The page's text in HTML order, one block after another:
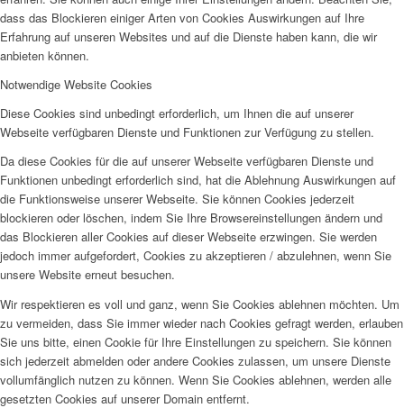
dass das Blockieren einiger Arten von Cookies Auswirkungen auf Ihre
Erfahrung auf unseren Websites und auf die Dienste haben kann, die wir
anbieten können.
Notwendige Website Cookies
Diese Cookies sind unbedingt erforderlich, um Ihnen die auf unserer
Webseite verfügbaren Dienste und Funktionen zur Verfügung zu stellen.
Da diese Cookies für die auf unserer Webseite verfügbaren Dienste und
Funktionen unbedingt erforderlich sind, hat die Ablehnung Auswirkungen auf
die Funktionsweise unserer Webseite. Sie können Cookies jederzeit
blockieren oder löschen, indem Sie Ihre Browsereinstellungen ändern und
das Blockieren aller Cookies auf dieser Webseite erzwingen. Sie werden
jedoch immer aufgefordert, Cookies zu akzeptieren / abzulehnen, wenn Sie
unsere Website erneut besuchen.
Wir respektieren es voll und ganz, wenn Sie Cookies ablehnen möchten. Um
zu vermeiden, dass Sie immer wieder nach Cookies gefragt werden, erlauben
Sie uns bitte, einen Cookie für Ihre Einstellungen zu speichern. Sie können
sich jederzeit abmelden oder andere Cookies zulassen, um unsere Dienste
vollumfänglich nutzen zu können. Wenn Sie Cookies ablehnen, werden alle
gesetzten Cookies auf unserer Domain entfernt.